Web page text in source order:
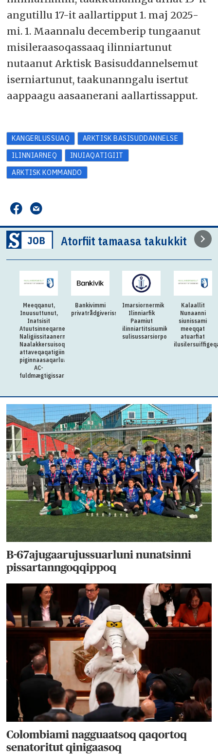
angutillu 17-it aallartipput 1. maj 2025-
mi. 1. Maannalu decemberip tungaanut
misileraasoqassaaq ilinniartunut
nutaanut Arktisk Basisuddannelsemut
iserniartunut, taakunanngalu isertut
aappaagu aasaanerani aallartissapput.
KANGERLUSSUAQ
ARKTISK BASISUDDANNELSE
ILINNIARNEQ
INUIAQATIGIIT
ARKTISK KOMMANDO
Atorfiit tamaasa takukkit
Meeqqanut,
Inuusuttunut,
Inatsisit
Atuutsinneqarnerannut
Naligiissitaanermullu
Naalakkersuisoqarfik
attaveqaqatigiinnermut
piginnaasaqarluartumik
AC-
fuldmægtigissarsiorpoq
Bankivimmi
privatrådgiverissarsiorpugut
Imarsiornermik
Ilinniarfik
Paamiut
ilinniartitsisumik
sulisussarsiorpoq
Kalaallit
Nunaanni
siunissami
meeqqat
atuarfiat
B-67ajugaarujussuarluni nunatsinni
pissartanngoqqippoq
Colombiami nagguaatsoq qaqortoq
senatoritut qinigaasoq